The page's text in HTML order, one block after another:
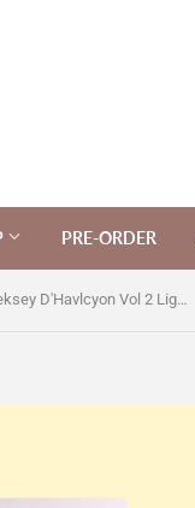
PRE-ORDER
Aleksey D'HAleksey D'Havlcyon Vol 2 Light Edition